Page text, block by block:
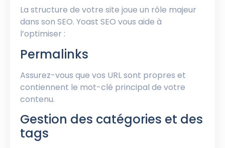
La structure de votre site joue un rôle majeur
dans son SEO. Yoast SEO vous aide à
l’optimiser :
Permalinks
Assurez-vous que vos URL sont propres et
contiennent le mot-clé principal de votre
contenu.
Gestion des catégories et des
tags